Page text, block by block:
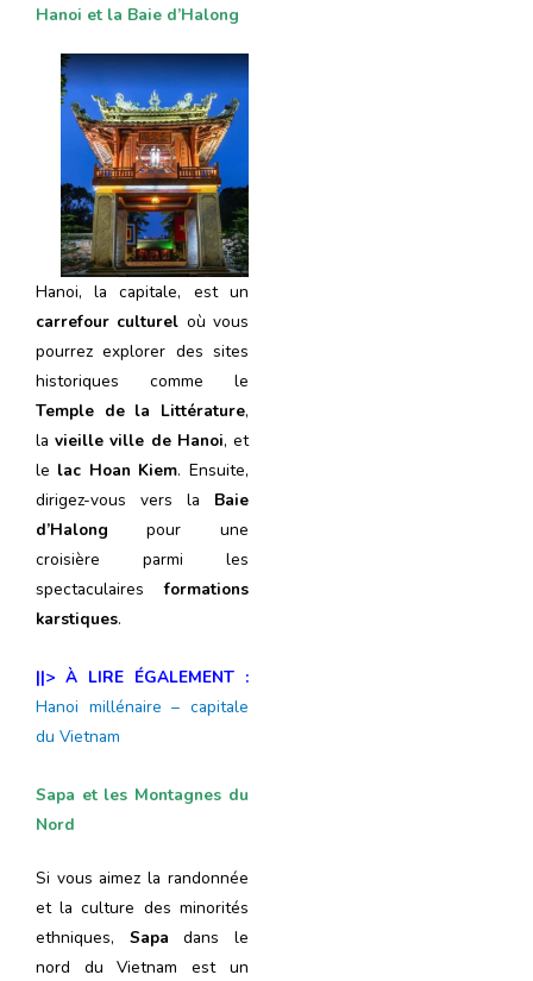
Hanoi et la Baie d’Halong
Hanoi, la capitale, est un
carrefour culturel où vous
pourrez explorer des sites
historiques comme le
Temple de la Littérature,
lavieille ville de Hanoi, et
le lac Hoan Kiem. Ensuite,
dirigez-vous vers la Baie
d’Halong pour une
croisière parmi les
spectaculairesformations
karstiques.
||> À LIRE ÉGALEMENT :
Hanoi millénaire – capitale
du Vietnam
Sapa et les Montagnes du
Nord
Si vous aimez la randonnée
et la culture des minorités
ethniques, Sapa dans le
nord du Vietnam est un